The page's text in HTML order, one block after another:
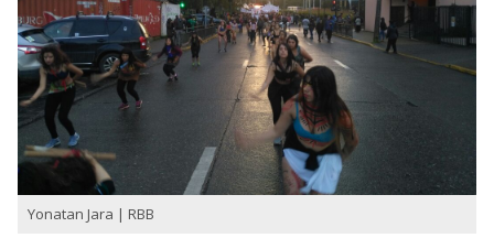
Yonatan Jara | RBB